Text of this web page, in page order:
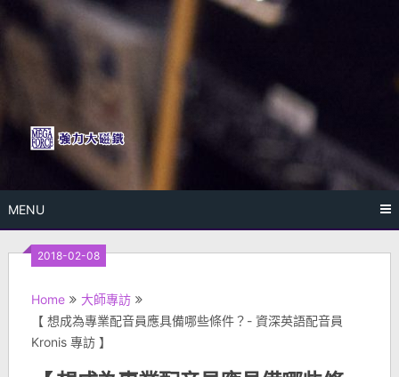
to
MENU
2018-02-08
Home
大師專訪
【 想成為專業配音員應具備哪些條件？- 資深英語配音員
Kronis 專訪 】